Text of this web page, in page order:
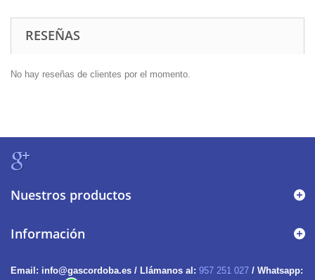
RESEÑAS
No hay reseñas de clientes por el momento.
Nuestros productos
Información
Email: info@gascordoba.es / Llámanos al: 957 251 027 / Whatsapp: